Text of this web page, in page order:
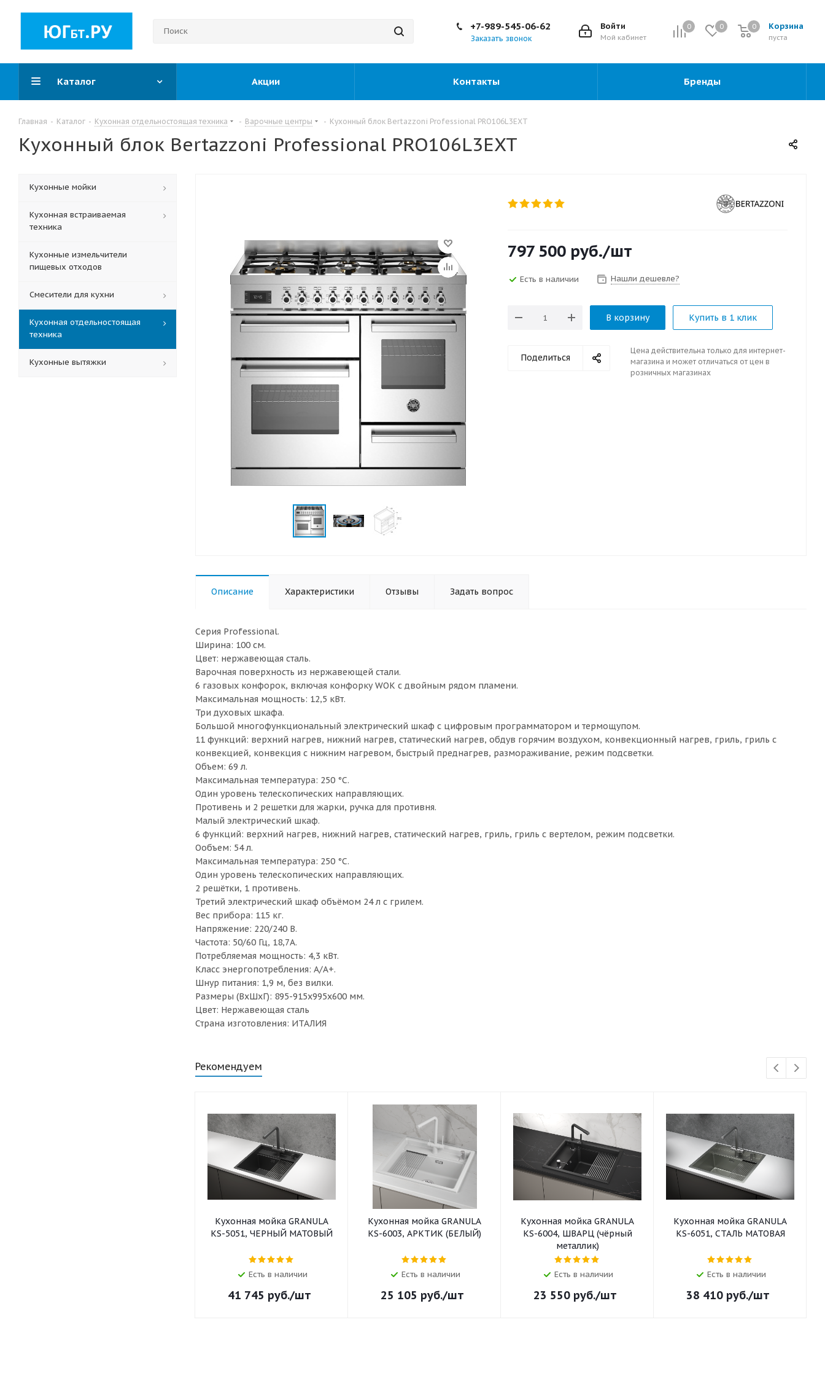
0 0 Корзина
0
пуста
0
Войти
Мой кабинет
+7-989-545-06-62
Заказать звонок
Каталог Акции Контакты Бренды
Главная - Каталог - Кухонная отдельностоящая техника - Варочные центры - Кухонный блок Bertazzoni Professional PRO106L3EXT
Кухонный блок Bertazzoni Professional PRO106L3EXT
797 500 руб./шт
Есть в наличии Нашли дешевле?
В корзину Купить в 1 клик
Поделиться
Цена действительна только для интернет-
магазина и может отличаться от цен в
розничных магазинах
Описание Характеристики Отзывы Задать вопрос
Серия Professional.
Ширина: 100 см.
Цвет: нержавеющая сталь.
Варочная поверхность из нержавеющей стали.
6 газовых конфорок, включая конфорку WOK с двойным рядом пламени.
Максимальная мощность: 12,5 кВт.
Три духовых шкафа.
Большой многофункциональный электрический шкаф с цифровым программатором и термощупом.
11 функций: верхний нагрев, нижний нагрев, статический нагрев, обдув горячим воздухом, конвекционный нагрев, гриль, гриль с
конвекцией, конвекция с нижним нагревом, быстрый преднагрев, размораживание, режим подсветки.
Объем: 69 л.
Максимальная температура: 250 °С.
Один уровень телескопических направляющих.
Противень и 2 решетки для жарки, ручка для противня.
Малый электрический шкаф.
6 функций: верхний нагрев, нижний нагрев, статический нагрев, гриль, гриль с вертелом, режим подсветки.
Ообъем: 54 л.
Максимальная температура: 250 °С.
Один уровень телескопических направляющих.
2 решётки, 1 противень.
Третий электрический шкаф объёмом 24 л с грилем.
Вес прибора: 115 кг.
Напряжение: 220/240 В.
Частота: 50/60 Гц, 18,7А.
Потребляемая мощность: 4,3 кВт.
Класс энергопотребления: А/А+.
Шнур питания: 1,9 м, без вилки.
Размеры (ВхШхГ): 895-915х995х600 мм.
Цвет: Нержавеющая сталь
Страна изготовления: ИТАЛИЯ
Рекомендуем
Кухонная мойка GRANULA
KS-5051, ЧЕРНЫЙ МАТОВЫЙ
Есть в наличии
41 745 руб./шт
Кухонная мойка GRANULA
KS-6003, АРКТИК (БЕЛЫЙ)
Есть в наличии
25 105 руб./шт
Кухонная мойка GRANULA
KS-6004, ШВАРЦ (чёрный
металлик)
Есть в наличии
23 550 руб./шт
Кухонная мойка GRANULA
KS-6051, СТАЛЬ МАТОВАЯ
Есть в наличии
38 410 руб./шт
Кухонные мойки
Кухонная встраиваемая
техника
Кухонные измельчители
пищевых отходов
Смесители для кухни
Кухонная отдельностоящая
техника
Кухонные вытяжки